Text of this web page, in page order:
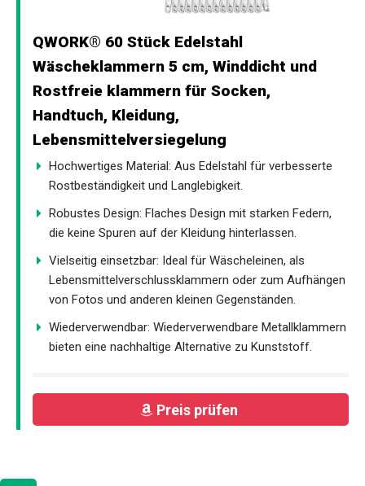
QWORK® 60 Stück Edelstahl
Wäscheklammern 5 cm, Winddicht und
Rostfreie klammern für Socken,
Handtuch, Kleidung,
Lebensmittelversiegelung
Hochwertiges Material: Aus Edelstahl für verbesserte
Rostbeständigkeit und Langlebigkeit.
Robustes Design: Flaches Design mit starken Federn,
die keine Spuren auf der Kleidung hinterlassen.
Vielseitig einsetzbar: Ideal für Wäscheleinen, als
Lebensmittelverschlussklammern oder zum Aufhängen
von Fotos und anderen kleinen Gegenständen.
Wiederverwendbar: Wiederverwendbare Metallklammern
bieten eine nachhaltige Alternative zu Kunststoff.
Preis prüfen